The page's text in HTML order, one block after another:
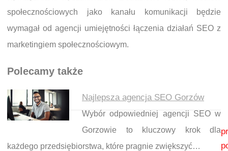
społecznościowych jako kanału komunikacji będzie
wymagał od agencji umiejętności łączenia działań SEO z
marketingiem społecznościowym.
Polecamy także
Najlepsza agencja SEO Gorzów
Wybór odpowiedniej agencji SEO w
Gorzowie to kluczowy krok dla
każdego przedsiębiorstwa, które pragnie zwiększyć…
Nawigacja wpisu